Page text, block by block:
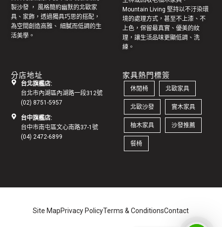
製沙發 ， 風格簡約幽默的北歐家
具 、家飾，透過獨具巧思的搭配，
為空間創造高雅、 細膩而低調的生
活美學。
Mountain Living 堅持以不汙染環
境的處理方式，甚至不上漆、不
上色，保留最真實、優美的紋
理，讓生活品味更顯低調、洗
練。
分店地址
台北旗艦店:
台北市內湖區內湖路一段312號
(02) 8751-5957
台中旗艦店:
台中市南屯區文心南路37-1號
(04) 2472-6899
家具熱門標簽
休閒椅 北歐家具
北歐沙發 實木家具
柚木家具 沙發推薦
餐椅
Site MapPrivacy PolicyTerms & ConditionsContact